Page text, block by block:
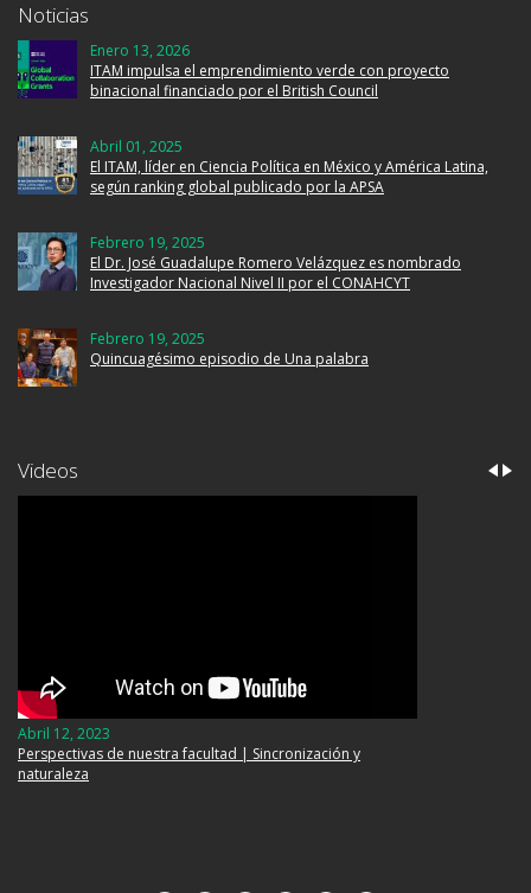
Noticias
Enero 13, 2026
ITAM impulsa el emprendimiento verde con proyecto
binacional financiado por el British Council
Abril 01, 2025
El ITAM, líder en Ciencia Política en México y América Latina,
según ranking global publicado por la APSA
Febrero 19, 2025
El Dr. José Guadalupe Romero Velázquez es nombrado
Investigador Nacional Nivel II por el CONAHCYT
Febrero 19, 2025
Quincuagésimo episodio de Una palabra
Videos
Abril 12, 2023
Perspectivas de nuestra facultad | Sincronización y
naturaleza
Enero 31, 2022
Webinar | Aciertos y pendientes de la Reforma
Fiscal